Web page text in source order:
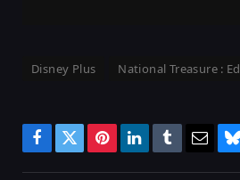
Disney Plus National Treasure :
Facebook
TwitterPinterestLinkedInTumblrEmail